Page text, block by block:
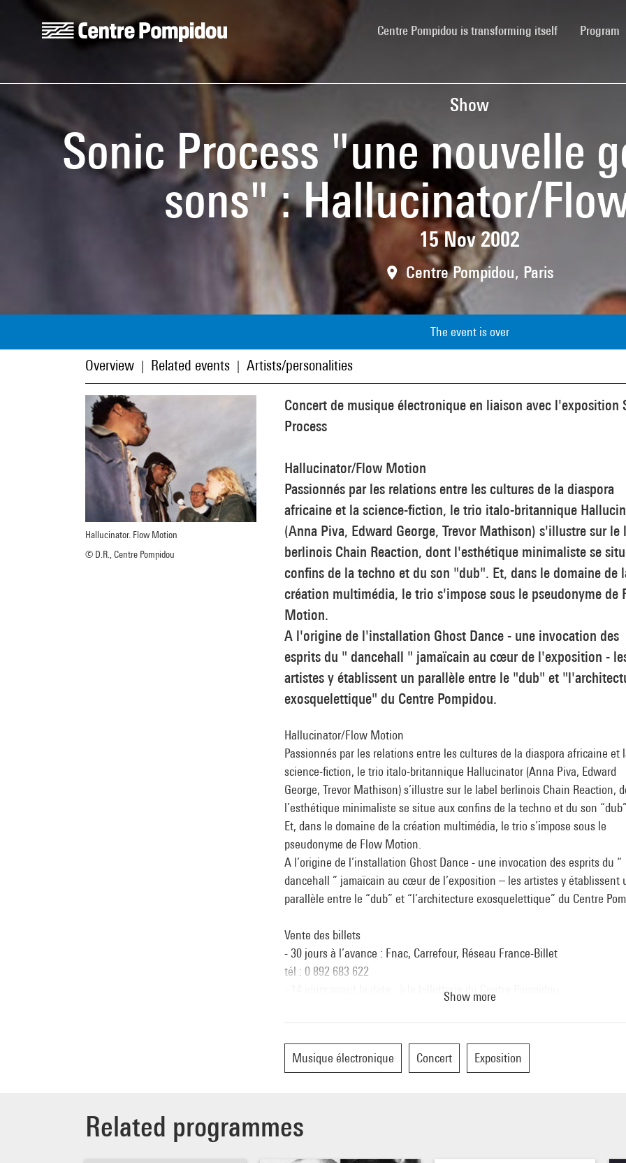
Skip to main content
Centre Pompidou
Centre Pompidou is transforming itself(current)Program
Show
Sonic Process "une nouvelle
sons" : Hallucinator/
15 Nov 2002
Centre Pompidou, Paris
The event is over
Overview Related events Artists/personalities
Hallucinator. Flow Motion
© D.R., Centre Pompidou
Concert de musique électronique en liaison avec l'exposition
Process
Hallucinator/Flow Motion
Passionnés par les relations entre les cultures de la diaspora
africaine et la science-fiction, le trio italo-britannique
(Anna Piva, Edward George, Trevor Mathison) s'illustre sur le
berlinois Chain Reaction, dont l'esthétique minimaliste se
confins de la techno et du son "dub". Et, dans le domaine de
création multimédia, le trio s'impose sous le pseudonyme de
Motion.
A l'origine de l'installation Ghost Dance - une invocation des
esprits du " dancehall " jamaïcain au cœur de l'exposition -
artistes y établissent un parallèle entre le "dub" et
exosquelettique" du Centre Pompidou.
Hallucinator/Flow Motion
Passionnés par les relations entre les cultures de la diaspora africaine et
science-fiction, le trio italo-britannique Hallucinator (Anna Piva, Edward
George, Trevor Mathison) s’illustre sur le label berlinois Chain Reaction,
l’esthétique minimaliste se situe aux confins de la techno et du son “dub”.
Et, dans le domaine de la création multimédia, le trio s’impose sous le
pseudonyme de Flow Motion.
A l’origine de l’installation Ghost Dance - une invocation des esprits du “
dancehall ” jamaïcain au cœur de l’exposition – les artistes y établissent
parallèle entre le “dub” et “l’architecture exosquelettique” du Centre
Vente des billets
- 30 jours à l’avance : Fnac, Carrefour, Réseau France-Billet
tél : 0 892 683 622
- 14 jours avant la date : à la billetterie du Centre Pompidou
- une heure avant le spectacle
à l’accueil spectacles, niveau –1
Show more
Musique électronique Concert Exposition
Related programmes